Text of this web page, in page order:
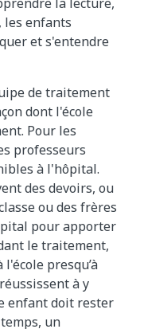
les enfants
et s'entendre
de traitement
dont l'école
Pour les
professeurs
à l'hôpital.
des devoirs, ou
ou des frères
pour apporter
le traitement,
presqu’à
à y
enfant doit rester
un